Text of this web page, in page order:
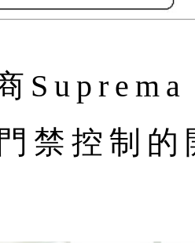
Suprema
禁控制的